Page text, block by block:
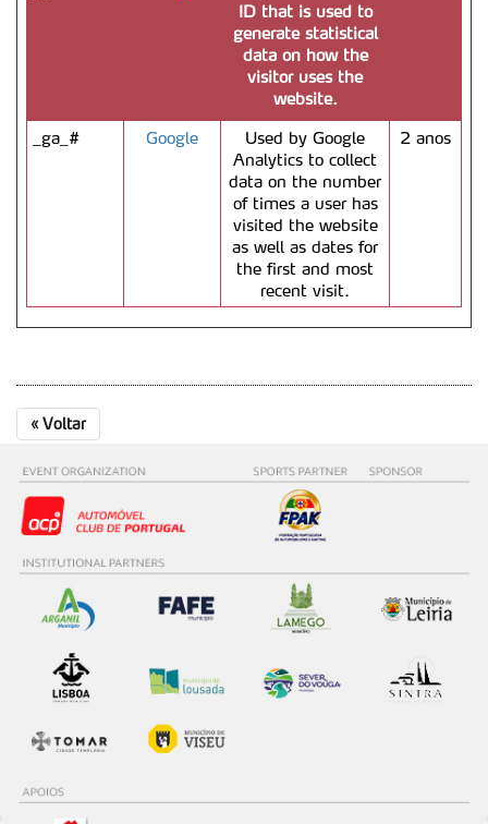
ID that is used to
generate statistical
data on how the
visitor uses the
website.
_ga_# Google
Used by Google
Analytics to collect
data on the number
of times a user has
visited the website
as well as dates for
the first and most
recent visit.
2 anos
« Voltar